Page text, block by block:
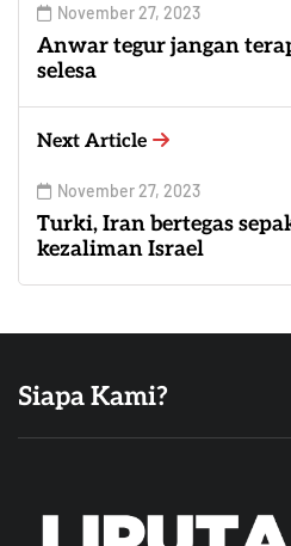
November 27, 2023
Anwar tegur jangan
selesa
Next Article
November 27, 2023
Turki, Iran bertegas
kezaliman Israel
Siapa Kami?